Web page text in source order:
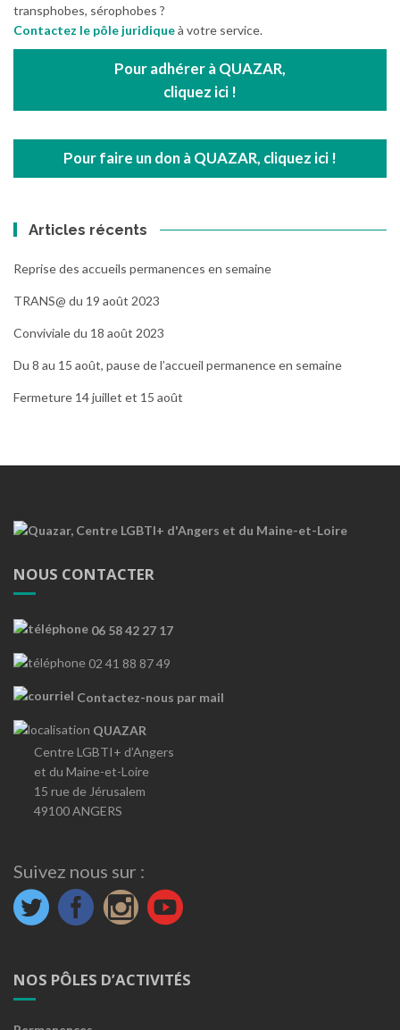
transphobes, sérophobes ?
Contactez le pôle juridiqueà votre service.
Pour adhérer à QUAZAR,
cliquez ici !
Pour faire un don à QUAZAR, cliquez ici !
Articles récents
Reprise des accueils permanences en semaine
TRANS@ du 19 août 2023
Conviviale du 18 août 2023
Du 8 au 15 août, pause de l’accueil permanence en semaine
Fermeture 14 juillet et 15 août
NOUS CONTACTER
06 58 42 27 17
02 41 88 87 49
Contactez-nous par mail
QUAZAR
Centre LGBTI+ d’Angers
et du Maine-et-Loire
15 rue de Jérusalem
49100 ANGERS
Suivez nous sur :
NOS PÔLES D’ACTIVITÉS